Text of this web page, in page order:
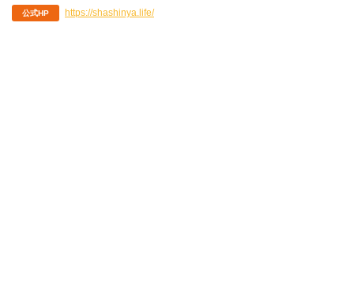
公式HP https://shashinya.life/